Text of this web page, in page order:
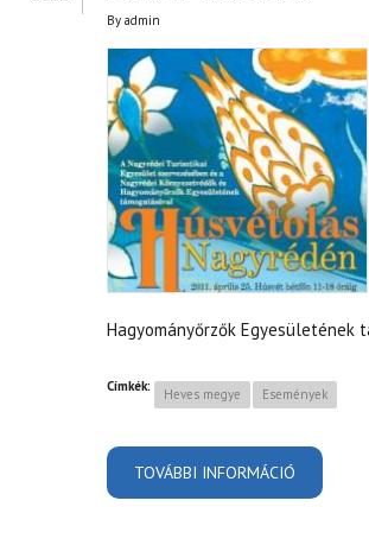
By admin
Hagyományőrzők Egyesületének
Címkék: Heves megye Események
TOVÁBBI INFORMÁCIÓ